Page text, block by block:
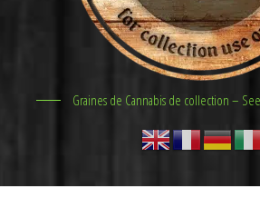
Graines de Cannabis de collection –